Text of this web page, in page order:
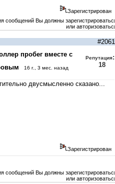
Зарегистрирован
сообщений Вы должны
или
#2061
пробег вместе с
16 г., 3 мес. назад
Репутация:
18
двусмысленно сказано...
Зарегистрирован
сообщений Вы должны
или